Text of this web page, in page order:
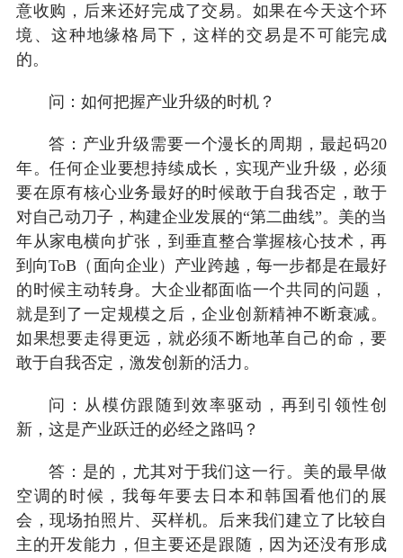
意收购，后来还好完成了交易。如果在今天这个环
境、这种地缘格局下，这样的交易是不可能完成
的。
问：如何把握产业升级的时机？
答：产业升级需要一个漫长的周期，最起码20
年。任何企业要想持续成长，实现产业升级，必须
要在原有核心业务最好的时候敢于自我否定，敢于
对自己动刀子，构建企业发展的“第二曲线”。美的当
年从家电横向扩张，到垂直整合掌握核心技术，再
到向ToB（面向企业）产业跨越，每一步都是在最好
的时候主动转身。大企业都面临一个共同的问题，
就是到了一定规模之后，企业创新精神不断衰减。
如果想要走得更远，就必须不断地革自己的命，要
敢于自我否定，激发创新的活力。
问：从模仿跟随到效率驱动，再到引领性创
新，这是产业跃迁的必经之路吗？
答：是的，尤其对于我们这一行。美的最早做
空调的时候，我每年要去日本和韩国看他们的展
会，现场拍照片、买样机。后来我们建立了比较自
主的开发能力，但主要还是跟随，因为还没有形成